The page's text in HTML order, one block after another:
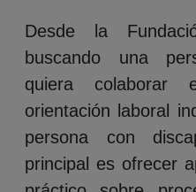
Desde la
buscando una
quiera
orientación laboral
persona con
principal es ofrecer